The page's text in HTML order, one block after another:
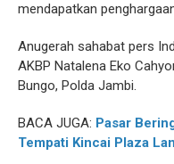
mendapatkan
Anugerah sahabat pers
AKBP Natalena Eko
Bungo, Polda Jambi.
BACA JUGA: Pasar
Tempati Kincai Plaza